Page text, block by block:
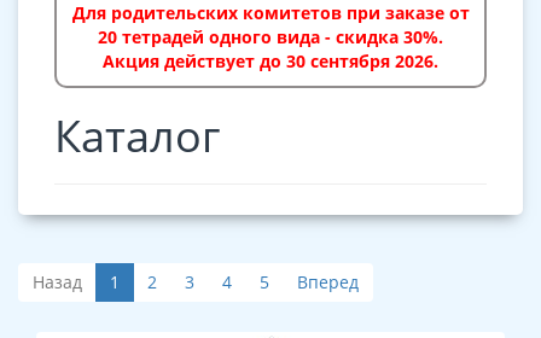
Для родительских комитетов при заказе от
20 тетрадей одного вида - скидка 30%.
Акция действует до 30 сентября 2026.
Каталог
Назад 1 2 3 4 5 Вперед